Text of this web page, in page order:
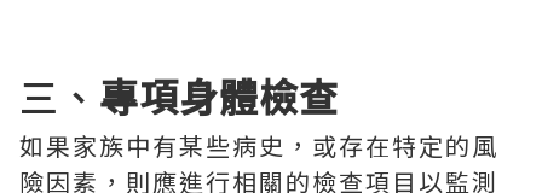
三、 專項身體檢查
如果家族中有某些病史，或存在特定的風
險因素，則應進行相關的檢查項目以監測